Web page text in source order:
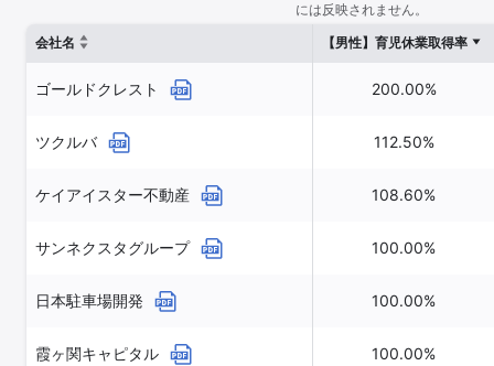
には反映されません。
会社名
【男性】育児休業取得率
ゴールドクレスト 200.00%
ツクルバ 112.50%
ケイアイスター不動産 108.60%
サンネクスタグループ 100.00%
日本駐車場開発 100.00%
霞ヶ関キャピタル 100.00%